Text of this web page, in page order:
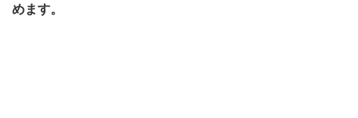
めます。